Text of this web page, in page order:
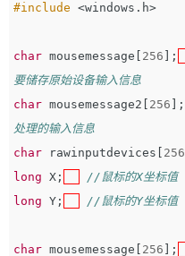
#include <windows.h>
char mousemessage 256 ];
要储存原始设备输入信息
char mousemessage2 256 ];
处理的输入信息
char
rawinputdevices 256
long X ;
//鼠标的X坐标值
long Y ; //鼠标的Y坐标值
char mousemessage 256 ];